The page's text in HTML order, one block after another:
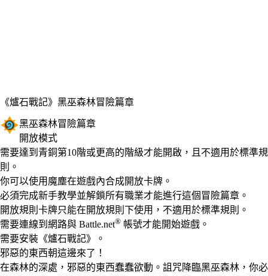
《爐石戰記》 黑巫森林冒險篇章
黑巫森林冒險篇章
開放模式
Product Notification
需要達到青銅第10階或更高的階級才能開啟，且不適用於標準規
則。
Available actions
你可以使用魔塵在遊戲內合成開放卡牌。
必須完成新手教學並解鎖所有職業才能進行這個冒險篇章。
開放規則卡牌只能在開放規則下使用，不適用於標準規則。
需要連線到網路與 Battle.net® 帳號才能開始遊戲。
需要安裝《爐石戰記》。
邪惡的東西朝這邊來了！
在森林的深處，邪惡的東西蠢蠢欲動。詛咒降臨黑巫森林，你必